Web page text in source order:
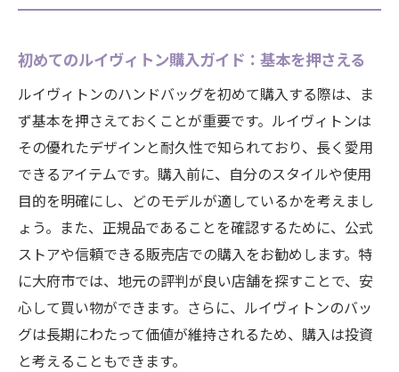
ルイヴィトンの魅力を引き出す選び方とは？大
専門家が教えるルイヴィトンの選び方
大府市のトレンドを反映したスタイル選び
素材と機能性を重視したバッグ選び
色とデザインのバランスを取る方法
大府市の気候に合った選び方
ルイヴィトン購入後のコーディネート術
大府市でルイヴィトンをお得に購入するための
裏技を公開
セール情報を逃さないためのコツ
初めてのルイヴィトン購入ガイド：基本を押さえる
ルイヴィトンのハンドバッグを初めて購入する際は、ま
ず基本を押さえておくことが重要です。ルイヴィトンは
その優れたデザインと耐久性で知られており、長く愛用
できるアイテムです。購入前に、自分のスタイルや使用
目的を明確にし、どのモデルが適しているかを考えまし
ょう。また、正規品であることを確認するために、公式
ストアや信頼できる販売店での購入をお勧めします。特
に大府市では、地元の評判が良い店舗を探すことで、安
心して買い物ができます。さらに、ルイヴィトンのバッ
グは長期にわたって価値が維持されるため、購入は投資
と考えることもできます。